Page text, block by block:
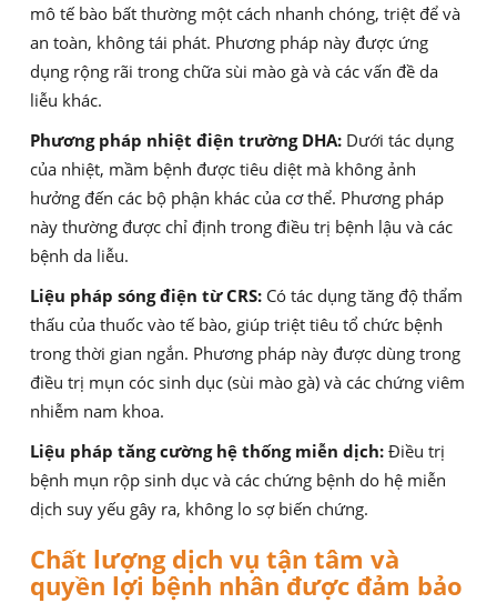
mô tế bào bất thường một cách nhanh chóng, triệt để và
an toàn, không tái phát. Phương pháp này được ứng
dụng rộng rãi trong chữa sùi mào gà và các vấn đề da
liễu khác.
Phương pháp nhiệt điện trường DHA: Dưới tác dụng
của nhiệt, mầm bệnh được tiêu diệt mà không ảnh
hưởng đến các bộ phận khác của cơ thể. Phương pháp
này thường được chỉ định trong điều trị bệnh lậu và các
bệnh da liễu.
Liệu pháp sóng điện từ CRS: Có tác dụng tăng độ thẩm
thấu của thuốc vào tế bào, giúp triệt tiêu tổ chức bệnh
trong thời gian ngắn. Phương pháp này được dùng trong
điều trị mụn cóc sinh dục (sùi mào gà) và các chứng viêm
nhiễm nam khoa.
Liệu pháp tăng cường hệ thống miễn dịch: Điều trị
bệnh mụn rộp sinh dục và các chứng bệnh do hệ miễn
dịch suy yếu gây ra, không lo sợ biến chứng.
Chất lượng dịch vụ tận tâm và
quyền lợi bệnh nhân được đảm bảo